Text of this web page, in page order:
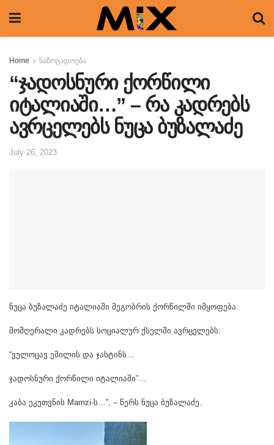
Home საზოგადოება
“ჯადოსნური ქორწილი
იტალიაში…” – რა კადრებს
ავრცელებს ნუცა ბუზალაძე
July 26, 2023
ნუცა ბუზალაძე იტალიაში მეგობრის ქორწილში იმყოფება.
მომღერალი კადრებს სოციალურ ქსელში ავრცელებს:
“ვულოცავ ემილის და ჯასტინს…
ჯადოსნური ქორწილი იტალიაში”…
კაბა ეკუთვნის Mamzi-ს…”, – წერს ნუცა ბუზალაძე.